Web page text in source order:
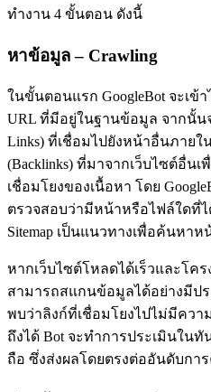
ทำงาน 4 ขั้นตอน ดังนี้
หาข้อมูล – Crawling
ในขั้นตอนแรก GoogleBot จะเข้
URL ที่มีอยู่ในฐานข้อมูล จากนั้น
Links) ที่เชื่อมไปยังหน้าอื่นภายใ
(Backlinks) ที่มาจากเว็บไซต์อื่
เชื่อมโยงของเนื้อหา โดย
ตรวจสอบว่ามีหน้าหรือไฟล์ใดที่
Sitemap เป็นแนวทางเพื่อค้นหา
หากเว็บไซต์โหลดได้เร็วและโคร
สามารถสแกนข้อมูลได้อย่างมีป
พบว่าลิงก์ที่เชื่อมโยงไปไม่มีควา
ถึงได้ Bot จะทำการประเมินใน
ถือ ซึ่งส่งผลโดยตรงต่ออันดับกา